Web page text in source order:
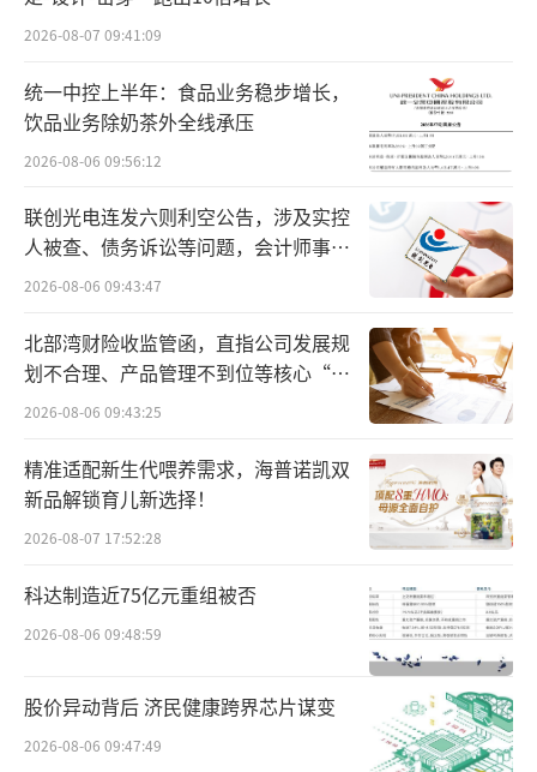
利润亏损482.2万元，同比由盈转亏，上年同期
截至6月17日收盘，皇台酒业跌5.42%报1
0.29元/股，公司总市值18.26亿元。（责任编辑：zx
0600）
2026-08-07 09:41:09
统一中控上半年：食品业务稳步增长，
饮品业务除奶茶外全线承压
2026-08-06 09:56:12
联创光电连发六则利空公告，涉及实控
人被查、债务诉讼等问题，会计师事务
所曾出具“保留意见”
2026-08-06 09:43:47
北部湾财险收监管函，直指公司发展规
划不合理、产品管理不到位等核心“痛
点”
2026-08-06 09:43:25
精准适配新生代喂养需求，海普诺凯双
新品解锁育儿新选择！
2026-08-07 17:52:28
科达制造近75亿元重组被否
2026-08-06 09:48:59
股价异动背后 济民健康跨界芯片谋变
2026-08-06 09:47:49